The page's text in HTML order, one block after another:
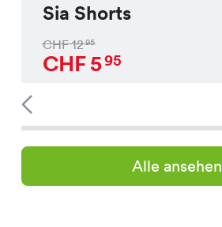
Sia Shorts
CHF1295
CHF595
Alle ansehen